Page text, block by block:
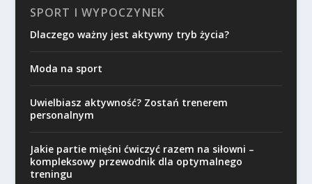
SPORT I WYPOCZYNEK
Dlaczego ważny jest aktywny tryb życia?
Moda na sport
Uwielbiasz aktywność? Zostań trenerem
personalnym
Jakie partie mięśni ćwiczyć razem na siłowni –
kompleksowy przewodnik dla optymalnego
treningu